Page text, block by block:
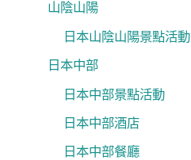
山陰山陽
日本山陰山陽景點活動
日本中部
日本中部景點活動
日本中部酒店
日本中部餐廳